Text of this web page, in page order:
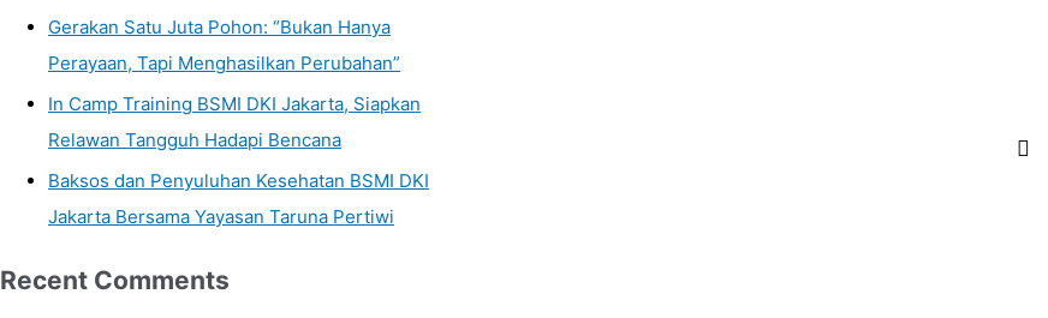
Gerakan Satu Juta Pohon: “Bukan Hanya
Perayaan, Tapi Menghasilkan Perubahan”
In Camp Training BSMI DKI Jakarta, Siapkan
Relawan Tangguh Hadapi Bencana
Baksos dan Penyuluhan Kesehatan BSMI DKI
Jakarta Bersama Yayasan Taruna Pertiwi
Recent Comments